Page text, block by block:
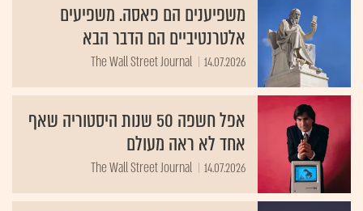
משפיענים הם פאסה. משפיעים
אלטרנטיביים הם הדבר הבא
14.07.2026
The Wall Street Journal
אפל חשפה 50 שנות היסטוריה שאף
אחד לא ראה מעולם
14.07.2026
The Wall Street Journal